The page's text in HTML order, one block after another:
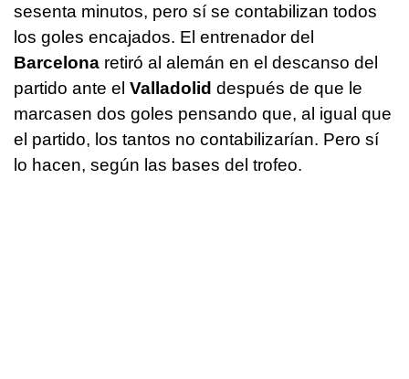
sesenta minutos, pero sí se contabilizan todos
los goles encajados. El entrenador del
Barcelona retiró al alemán en el descanso del
partido ante el Valladolid después de que le
marcasen dos goles pensando que, al igual que
el partido, los tantos no contabilizarían. Pero sí
lo hacen, según las bases del trofeo.